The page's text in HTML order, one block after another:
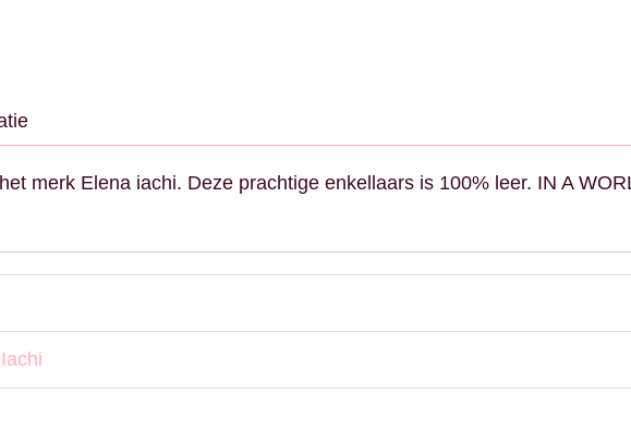
merk Elena iachi. Deze prachtige enkellaars is 100% leer. IN A